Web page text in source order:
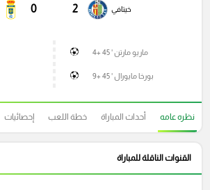
خيتافي 2
0
ماريو مارتن ' 45 +4
بورخا مايورال ' 45 +9
نظره عامه أحداث المباراة خطة اللعب إحصائيات
القنوات الناقلة للمباراة